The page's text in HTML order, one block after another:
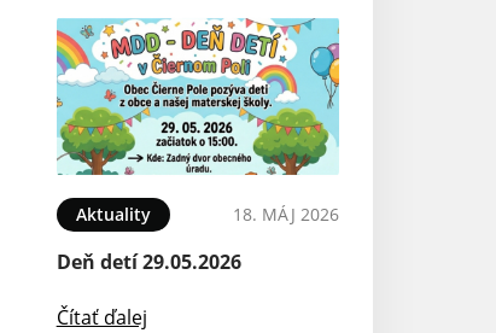
Aktuality 18. MÁJ 2026
Deň detí 29.05.2026
Čítať ďalej